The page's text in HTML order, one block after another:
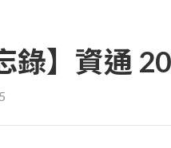
錄】資通